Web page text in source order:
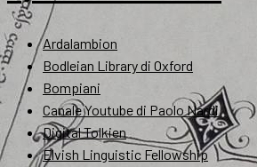
Ardalambion
Bodleian Library di Oxford
Bompiani
Canale Youtube di Paolo Nardi
Digital Tolkien
Elvish Linguistic Fellowship